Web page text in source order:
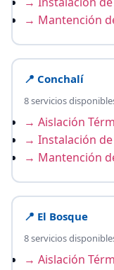
→ Mantención
📍 Conchalí
8 servicios
→ Aislación
→ Instalación de
→ Mantención
📍 El Bosque
8 servicios
→ Aislación